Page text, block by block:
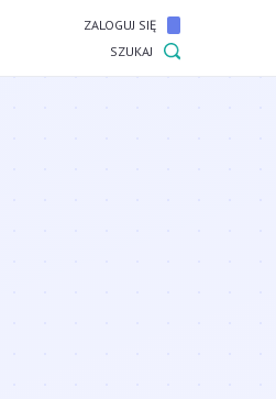
ZALOGUJ SIĘ
SZUKAJ